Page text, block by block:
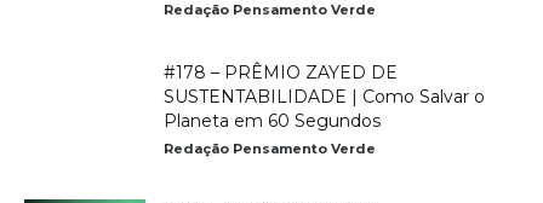
Redação Pensamento Verde
#178 – PRÊMIO ZAYED DE
SUSTENTABILIDADE | Como Salvar o
Planeta em 60 Segundos
Redação Pensamento Verde